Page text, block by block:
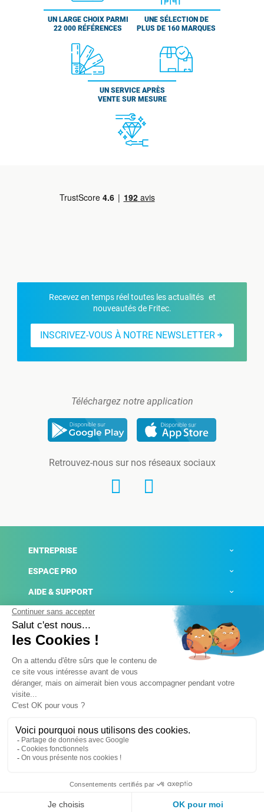
UN LARGE CHOIX PARMI
22 000 RÉFÉRENCES
UNE SÉLECTION DE
PLUS DE 160 MARQUES
UN SERVICE APRÈS
VENTE SUR MESURE
Recevez en temps réel toutes les actualités et
nouveautés de Fritec.
INSCRIVEZ-VOUS À NOTRE NEWSLETTER
Téléchargez notre application
Retrouvez-nous sur nos réseaux sociaux
ENTREPRISE
ESPACE PRO
AIDE & SUPPORT
ACTUALITÉS
Mentions légales
Conditions générales de ventes
Plateforme de signalement